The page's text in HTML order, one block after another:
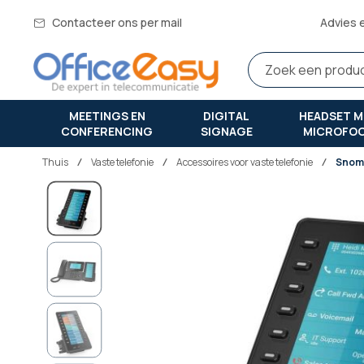
Contacteer ons per mail Advies
MEETINGS EN
CONFERENCING
DIGITAL
SIGNAGE
HEADSET
Thuis vaste telefonie Accessoires voor vaste telefonie
Ga
naar
het
einde
van
afbeeldingen-
gallerij